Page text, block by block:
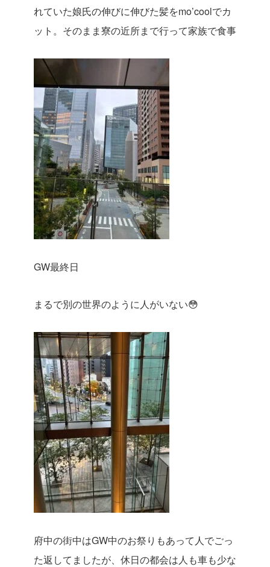
れていた娘氏の伸びに伸びた髪をmo’coolでカ
ット。そのまま寮の近所まで行って家族で食事
GW最終日
まるで別の世界のように人がいない😳
府中の街中はGW中のお祭りもあって人でごっ
た返してましたが、休日の都会は人も車も少な